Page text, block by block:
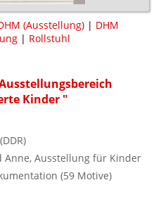
(Ausstellung) | DHM
| Rollstuhl
Kinder "
Anne, Ausstellung für Kinder
(59 Motive)